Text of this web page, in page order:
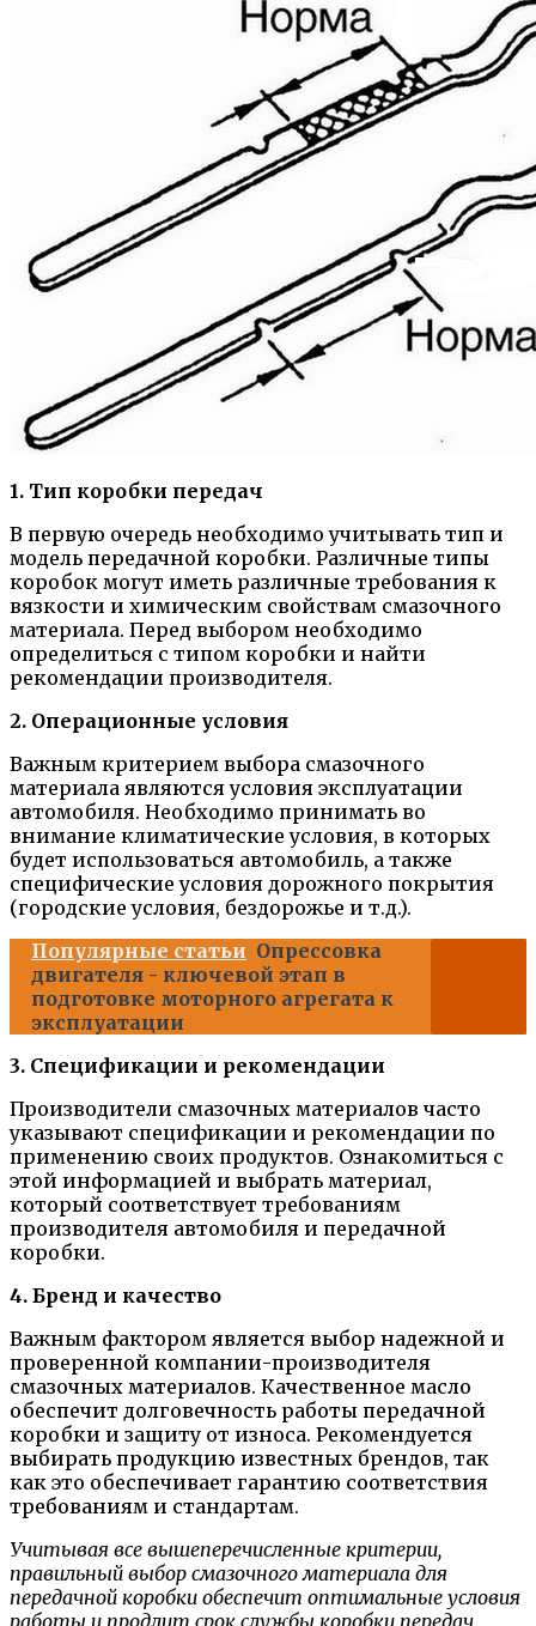
1. Тип коробки передач
В первую очередь необходимо учитывать тип и
модель передачной коробки. Различные типы
коробок могут иметь различные требования к
вязкости и химическим свойствам смазочного
материала. Перед выбором необходимо
определиться с типом коробки и найти
рекомендации производителя.
2. Операционные условия
Важным критерием выбора смазочного
материала являются условия эксплуатации
автомобиля. Необходимо принимать во
внимание климатические условия, в которых
будет использоваться автомобиль, а также
специфические условия дорожного покрытия
(городские условия, бездорожье и т.д.).
Популярные статьи Опрессовка
двигателя - ключевой этап в
подготовке моторного агрегата к
эксплуатации
3. Спецификации и рекомендации
Производители смазочных материалов часто
указывают спецификации и рекомендации по
применению своих продуктов. Ознакомиться с
этой информацией и выбрать материал,
который соответствует требованиям
производителя автомобиля и передачной
коробки.
4. Бренд и качество
Важным фактором является выбор надежной и
проверенной компании-производителя
смазочных материалов. Качественное масло
обеспечит долговечность работы передачной
коробки и защиту от износа. Рекомендуется
выбирать продукцию известных брендов, так
как это обеспечивает гарантию соответствия
требованиям и стандартам.
Учитывая все вышеперечисленные критерии,
правильный выбор смазочного материала для
передачной коробки обеспечит оптимальные условия